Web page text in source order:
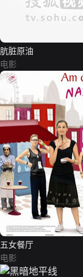
肮脏原油
电影
五女餐厅
电影